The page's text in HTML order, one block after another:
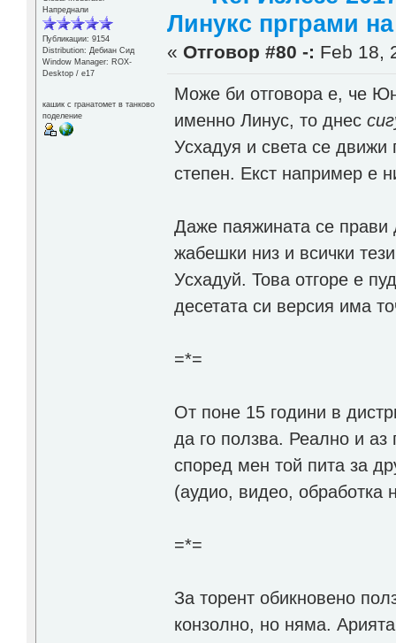
Напреднали
Публикации: 9154
Distribution: Дебиан Сид
Window Manager: ROX-
Desktop / е17
кашик с гранатомет в танково
поделение
Линукс прграми
« Отговор #80 -: Feb 18,
Moже би отговора е, че
именно Линус, то днес
Усхадуя и света се
степен. Екст например е
Даже паяжината се прави
жабешки низ и всички
Усхадуй. Това отгоре е
десетата си версия има
=*=
От поне 15 години в
да го ползва. Реално и
според мен той пита за
(аудио, видео, обработка
=*=
За торент обикновено
конзолно, но няма.